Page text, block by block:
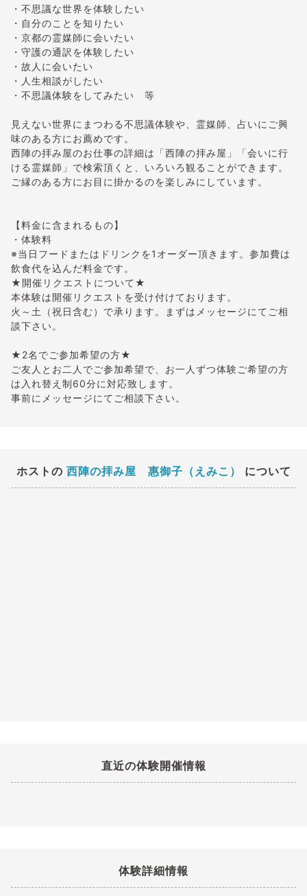
・不思議な世界を体験したい
・自分のことを知りたい
・京都の霊媒師に会いたい
・守護の通訳を体験したい
・故人に会いたい
・人生相談がしたい
・不思議体験をしてみたい 等
見えない世界にまつわる不思議体験や、霊媒師、占いにご興
味のある方にお薦めです。
西陣の拝み屋のお仕事の詳細は「西陣の拝み屋」「会いに行
ける霊媒師」で検索頂くと、いろいろ観ることができます。
ご縁のある方にお目に掛かるのを楽しみにしています。
【料金に含まれるもの】
・体験料
※当日フードまたはドリンクを1オーダー頂きます。参加費は
飲食代を込んだ料金です。
★開催リクエストについて★
本体験は開催リクエストを受け付けております。
火～土（祝日含む）で承ります。まずはメッセージにてご相
談下さい。
★2名でご参加希望の方★
ご友人とお二人でご参加希望で、お一人ずつ体験ご希望の方
は入れ替え制60分に対応致します。
事前にメッセージにてご相談下さい。
ホストの 西陣の拝み屋 惠御子（えみこ） について
直近の体験開催情報
体験詳細情報